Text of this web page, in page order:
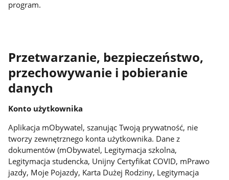
program.
Przetwarzanie, bezpieczeństwo,
przechowywanie i pobieranie
danych
Konto użytkownika
Aplikacja mObywatel, szanując Twoją prywatność, nie
tworzy zewnętrznego konta użytkownika. Dane z
dokumentów (mObywatel, Legitymacja szkolna,
Legitymacja studencka, Unijny Certyfikat COVID, mPrawo
jazdy, Moje Pojazdy, Karta Dużej Rodziny, Legitymacja